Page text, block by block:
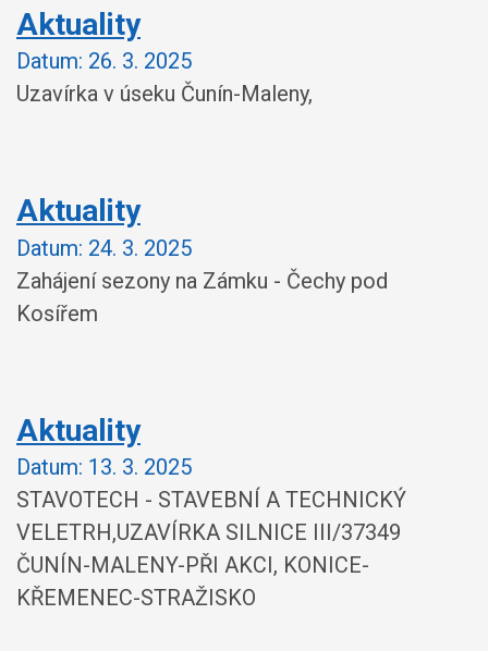
Aktuality
Datum: 26. 3. 2025
Uzavírka v úseku Čunín-Maleny,
Aktuality
Datum: 24. 3. 2025
Zahájení sezony na Zámku - Čechy pod
Kosířem
Aktuality
Datum: 13. 3. 2025
STAVOTECH - STAVEBNÍ A TECHNICKÝ
VELETRH,UZAVÍRKA SILNICE III/37349
ČUNÍN-MALENY-PŘI AKCI, KONICE-
KŘEMENEC-STRAŽISKO